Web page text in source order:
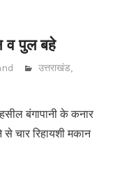
व पुल बहे
उत्तराखंड,
बंगापानी के कनार
चार रिहायशी मकान